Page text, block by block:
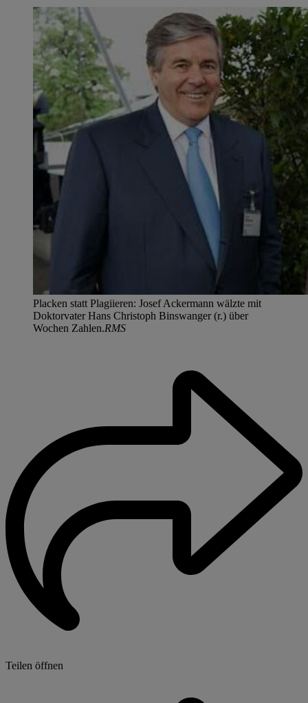
Placken statt Plagiieren: Josef Ackermann wälzte mit
Doktorvater Hans Christoph Binswanger (r.) über
Wochen Zahlen.RMS
Teilen öffnen